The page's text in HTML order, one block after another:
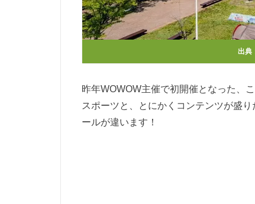
出典
昨年WOWOW主催で初開催となった、
スポーツと、とにかくコンテンツが盛
ールが違います！